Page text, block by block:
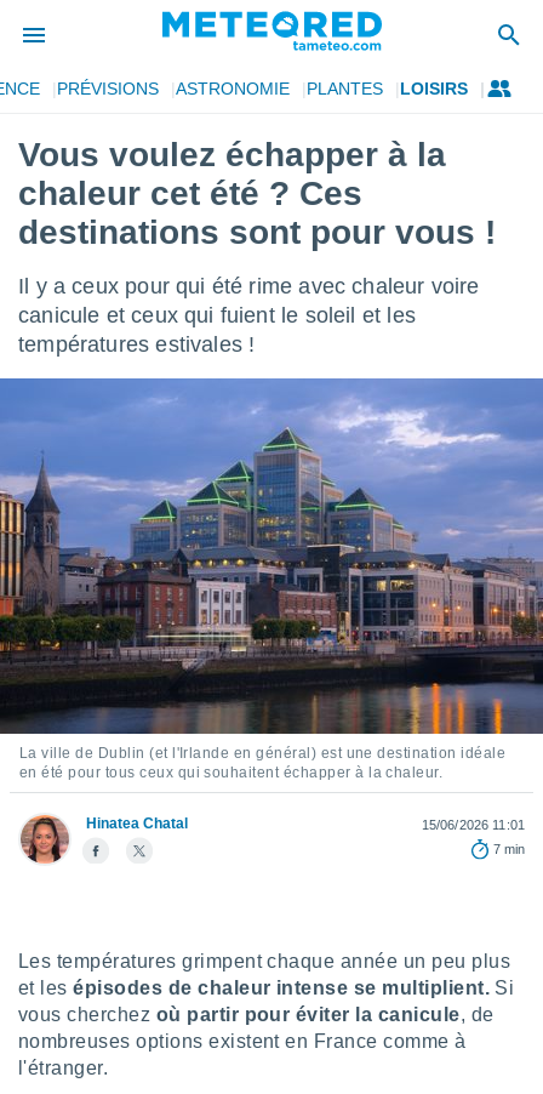
de
a
par
Vous
:
les
et
des
par le
nous
des
de très
sur
ET
CONTINUER
PRÉVISIONS ASTRONOMIE PLANTES LOISIRS
Vous voulez échapper à la
chaleur cet été ? Ces
destinations sont pour vous !
Il y a ceux pour qui été rime avec chaleur voire
canicule et ceux qui fuient le soleil et les
températures estivales !
La ville de Dublin (et l'Irlande en général) est une destination idéale
en été pour tous ceux qui souhaitent échapper à la chaleur.
Hinatea Chatal
15/06/2026 11:01
7 min
Les températures grimpent chaque année un peu plus
et lesépisodes de chaleur intense se multiplient. Si
vous cherchez où partir pour éviter la canicule, de
nombreuses options existent en France comme à
l'étranger.